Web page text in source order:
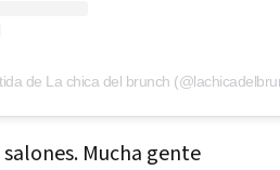
de La chica del brunch
Mucha gente